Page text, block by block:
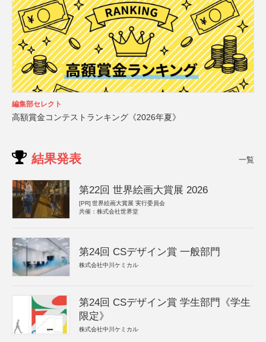
編集部セレクト
高額賞金コンテストランキング《2026年夏》
結果発表 一覧
第22回 世界絵画大賞展 2026
[PR] 世界絵画大賞展 実行委員会
共催：株式会社世界堂
第24回 CSデザイン賞 一般部門
株式会社中川ケミカル
第24回 CSデザイン賞 学生部門《学生
限定》
株式会社中川ケミカル